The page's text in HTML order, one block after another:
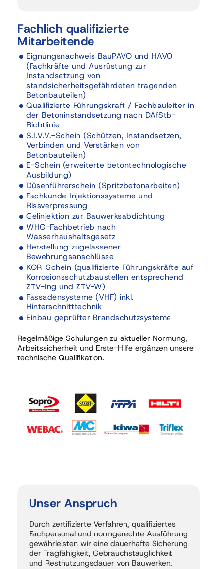
Fachlich
Mitarbeitende
Eignungsnachweis BauPAVO und HAVO
(Fachkräfte und Ausrüstung zur
Instandsetzung von
standsicherheitsgefährdeten tragenden
Betonbauteilen)
Qualifizierte Führungskraft / Fachbauleiter in
der Betoninstandsetzung nach DAfStb-
S.I.V.V.-Schein (Schützen, Instandsetzen,
Verbinden und Verstärken von
E-Schein (erweiterte betontechnologische
Fachkunde Injektionssysteme und
WHG-Fachbetrieb nach
Herstellung zugelassener
Bewehrungsanschlüsse
KOR-Schein (qualifizierte Führungskräfte auf
Korrosionsschutzbaustellen entsprechend
Fassadensysteme (VHF) inkl.
Regelmäßige Schulungen zu aktueller Normung,
Arbeitssicherheit und Erste-Hilfe ergänzen unsere
technische Qualifikation.
Unser Anspruch
Durch zertifizierte Verfahren, qualifiziertes
Fachpersonal und normgerechte Ausführung
gewährleisten wir eine dauerhafte Sicherung
der Tragfähigkeit, Gebrauchstauglichkeit
und Restnutzungsdauer von Bauwerken.